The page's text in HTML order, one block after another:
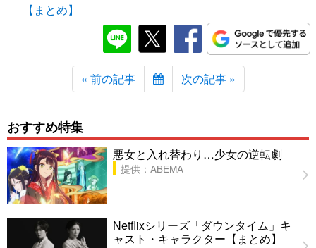
【まとめ】
« 前の記事 次の記事 »
おすすめ特集
悪女と入れ替わり…少女の逆転劇
提供：ABEMA
Netflixシリーズ「ダウンタイム」キ
ャスト・キャラクター【まとめ】